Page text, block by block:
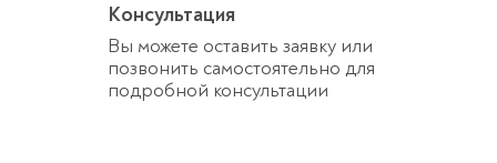
Консультация
Вы можете оставить заявку или
позвонить самостоятельно для
подробной консультации